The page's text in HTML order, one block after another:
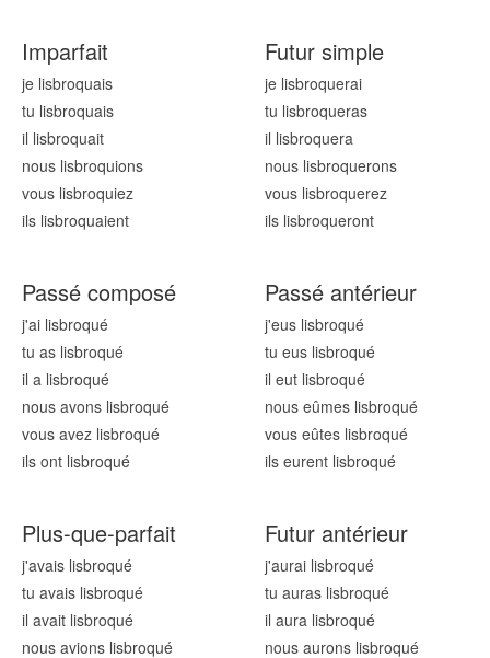
Imparfait
je lisbroquais
tu lisbroquais
il lisbroquait
nous lisbroquions
vous lisbroquiez
ils lisbroquaient
Futur simple
je lisbroquerai
tu lisbroqueras
il lisbroquera
nous lisbroquerons
vous lisbroquerez
ils lisbroqueront
Passé composé
j'ai lisbroqué
tu as lisbroqué
il a lisbroqué
nous avons lisbroqué
vous avez lisbroqué
ils ont lisbroqué
Passé antérieur
j'eus lisbroqué
tu eus lisbroqué
il eut lisbroqué
nous eûmes lisbroqué
vous eûtes lisbroqué
ils eurent lisbroqué
Plus-que-parfait
j'avais lisbroqué
tu avais lisbroqué
il avait lisbroqué
nous avions lisbroqué
Futur antérieur
j'aurai lisbroqué
tu auras lisbroqué
il aura lisbroqué
nous aurons lisbroqué